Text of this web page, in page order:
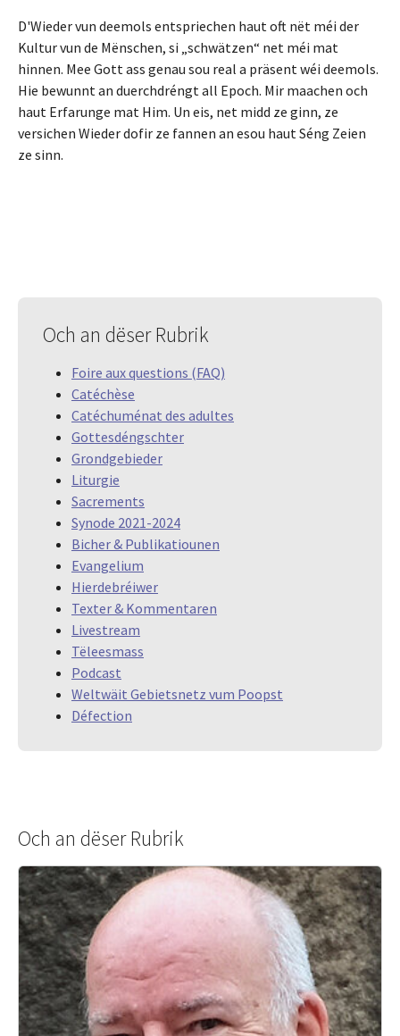
D'Wieder vun deemols entspriechen haut oft nët méi der
Kultur vun de Mënschen, si „schwätzen“ net méi mat
hinnen. Mee Gott ass genau sou real a präsent wéi deemols.
Hie bewunnt an duerchdréngt all Epoch. Mir maachen och
haut Erfarunge mat Him. Un eis, net midd ze ginn, ze
versichen Wieder dofir ze fannen an esou haut Séng Zeien
ze sinn.
Och an dëser Rubrik
Foire aux questions (FAQ)
Catéchèse
Catéchuménat des adultes
Gottesdéngschter
Grondgebieder
Liturgie
Sacrements
Synode 2021-2024
Bicher & Publikatiounen
Evangelium
Hierdebréiwer
Texter & Kommentaren
Livestream
Tëleesmass
Podcast
Weltwäit Gebietsnetz vum Poopst
Défection
Och an dëser Rubrik